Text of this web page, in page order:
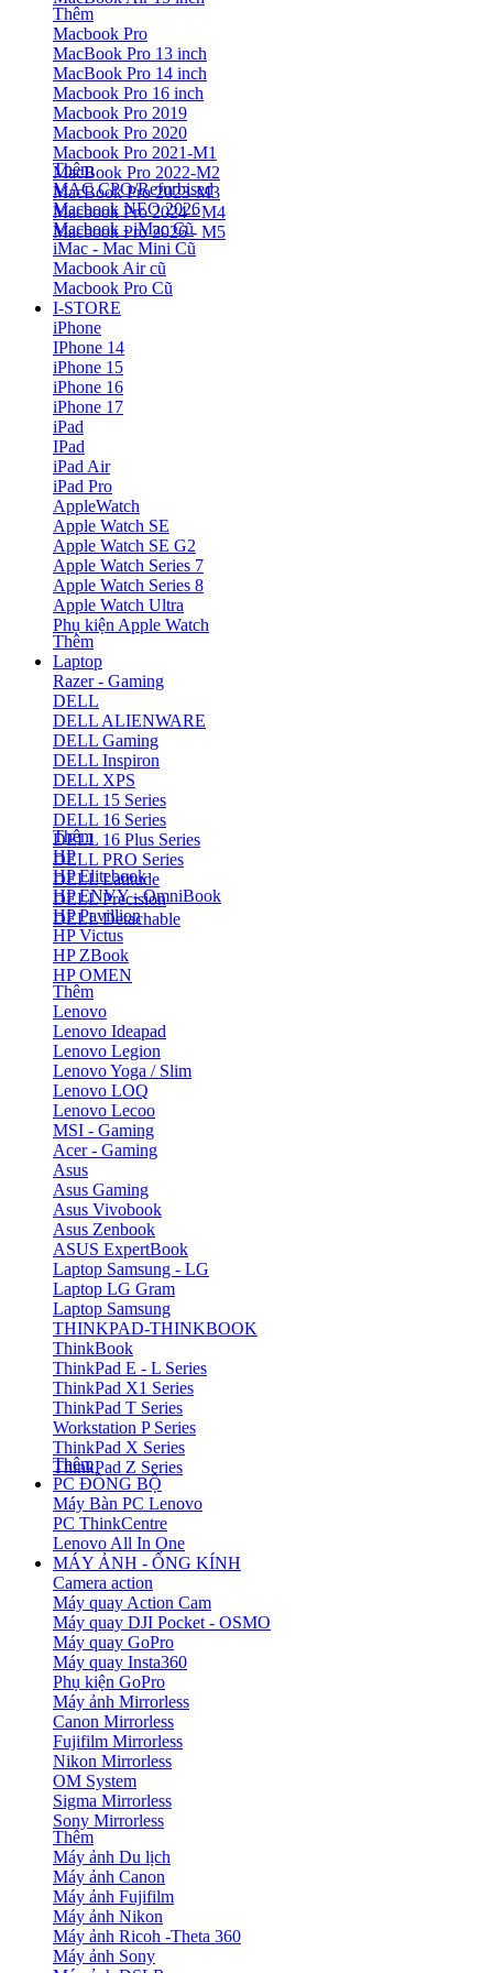
Thêm
Macbook Pro
MacBook Pro 13 inch
MacBook Pro 14 inch
Macbook Pro 16 inch
Macbook Pro 2019
Macbook Pro 2020
Macbook Pro 2021-M1
MacBook Pro 2022-M2
MacBook Pro 2023-M3
Macbook Pro 2024 - M4
Macbook Pro 2026 - M5
Thêm
MAC CPO/Refurbised
Macbook NEO 2026
Macbook - iMac Cũ
iMac - Mac Mini Cũ
Macbook Air cũ
Macbook Pro Cũ
I-STORE
iPhone
IPhone 14
iPhone 15
iPhone 16
iPhone 17
iPad
IPad
iPad Air
iPad Pro
AppleWatch
Apple Watch SE
Apple Watch SE G2
Apple Watch Series 7
Apple Watch Series 8
Apple Watch Ultra
Phụ kiện Apple Watch
Thêm
Laptop
Razer - Gaming
DELL
DELL ALIENWARE
DELL Gaming
DELL Inspiron
DELL XPS
DELL 15 Series
DELL 16 Series
DELL 16 Plus Series
DELL PRO Series
DELL Latitude
DELL Precision
DELL Detachable
Thêm
HP
HP Elitebook
HP ENVY - OmniBook
HP Pavillion
HP Victus
HP ZBook
HP OMEN
Thêm
Lenovo
Lenovo Ideapad
Lenovo Legion
Lenovo Yoga / Slim
Lenovo LOQ
Lenovo Lecoo
MSI - Gaming
Acer - Gaming
Asus
Asus Gaming
Asus Vivobook
Asus Zenbook
ASUS ExpertBook
Laptop Samsung - LG
Laptop LG Gram
Laptop Samsung
THINKPAD-THINKBOOK
ThinkBook
ThinkPad E - L Series
ThinkPad X1 Series
ThinkPad T Series
Workstation P Series
ThinkPad X Series
ThinkPad Z Series
Thêm
PC ĐỒNG BỘ
Máy Bàn PC Lenovo
PC ThinkCentre
Lenovo All In One
MÁY ẢNH - ỐNG KÍNH
Camera action
Máy quay Action Cam
Máy quay DJI Pocket - OSMO
Máy quay GoPro
Máy quay Insta360
Phụ kiện GoPro
Máy ảnh Mirrorless
Canon Mirrorless
Fujifilm Mirrorless
Nikon Mirrorless
OM System
Sigma Mirrorless
Sony Mirrorless
Thêm
Máy ảnh Du lịch
Máy ảnh Canon
Máy ảnh Fujifilm
Máy ảnh Nikon
Máy ảnh Ricoh -Theta 360
Máy ảnh Sony